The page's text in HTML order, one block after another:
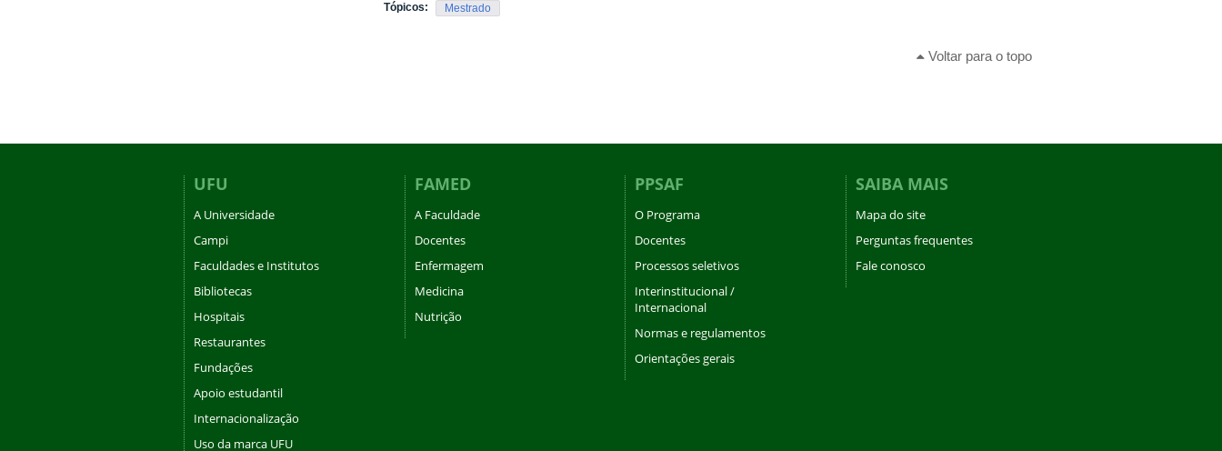
Tópicos: Mestrado
Voltar para o topo
UFU
A Universidade
Campi
Faculdades e Institutos
Bibliotecas
Hospitais
Restaurantes
Fundações
Apoio estudantil
Internacionalização
Uso da marca UFU
FAMED
A Faculdade
Docentes
Enfermagem
Medicina
Nutrição
PPSAF
O Programa
Docentes
Processos seletivos
Interinstitucional /
Internacional
Normas e regulamentos
Orientações gerais
SAIBA MAIS
Mapa do site
Perguntas frequentes
Fale conosco